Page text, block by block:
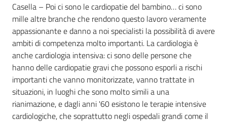
Casella – Poi ci sono le cardiopatie del bambino… ci sono
mille altre branche che rendono questo lavoro veramente
appassionante e danno a noi specialisti la possibilità di avere
ambiti di competenza molto importanti. La cardiologia è
anche cardiologia intensiva: ci sono delle persone che
hanno delle cardiopatie gravi che possono esporli a rischi
importanti che vanno monitorizzate, vanno trattate in
situazioni, in luoghi che sono molto simili a una
rianimazione, e dagli anni '60 esistono le terapie intensive
cardiologiche, che soprattutto negli ospedali grandi come il